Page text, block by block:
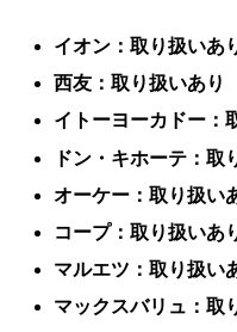
イオン：取り扱いあ
西友：取り扱いあり
イトーヨーカドー：
ドン・キホーテ：取
オーケー：取り扱い
コープ：取り扱いあ
マルエツ：取り扱い
マックスバリュ：取